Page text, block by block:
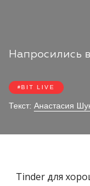
Напросились
BIT LIVE
Текст: Анастасия
Tinder для